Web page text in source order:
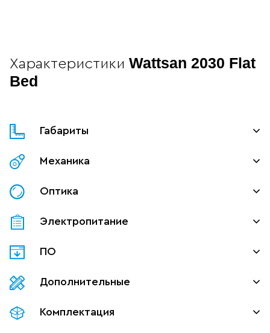
Характеристики Wattsan 2030 Flat
Bed
Габариты
Механика
Оптика
Электропитание
ПО
Дополнительные
Комплектация